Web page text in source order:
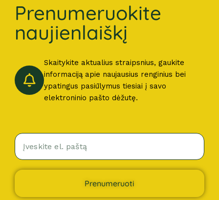
Prenumeruokite
naujienlaiškį
Skaitykite aktualius straipsnius, gaukite
informaciją apie naujausius renginius bei
ypatingus pasiūlymus tiesiai į savo
elektroninio pašto dėžutę.
Prenumeruoti